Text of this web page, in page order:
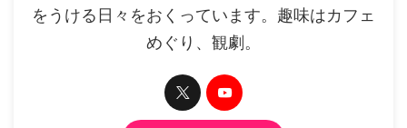
をうける日々をおくっています。趣味はカフェ
めぐり、観劇。